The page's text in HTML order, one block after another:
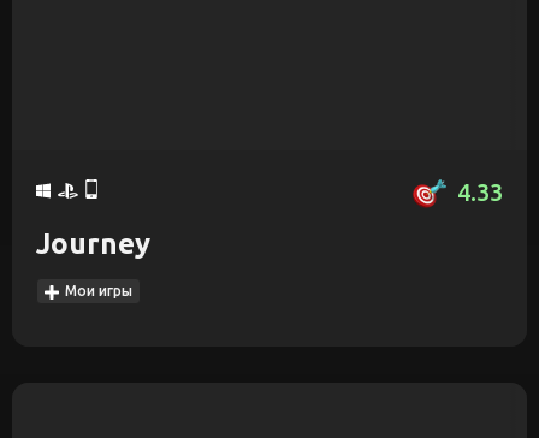
4.33
Journey
Мои игры